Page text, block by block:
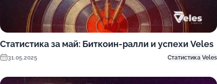
Статистика за май: Биткоин-ралли и успехи Veles
31.05.2025 Статистика Veles